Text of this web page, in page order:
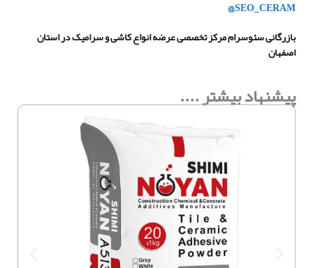
@SEO_CERAM
بازرگانی سئوسرام مرکز تخصصی عرضه انواع کاشی و سرامیک در استان
اصفهان
پیشنهاد بیشتر ....